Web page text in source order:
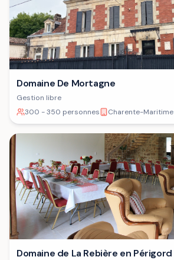
Domaine De Mortagne
Gestion libre
300 - 350 personnes
Charente-Maritime
Domaine de La Rebière en Périgord